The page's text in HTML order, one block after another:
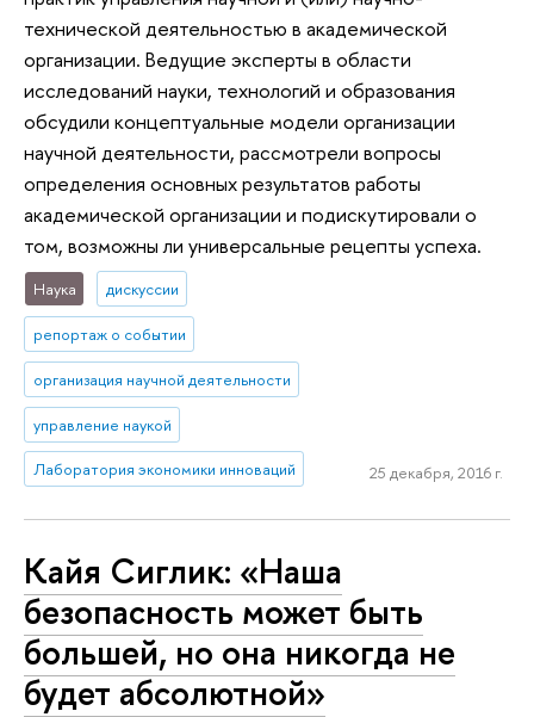
технической деятельностью в академической
организации. Ведущие эксперты в области
исследований науки, технологий и образования
обсудили концептуальные модели организации
научной деятельности, рассмотрели вопросы
определения основных результатов работы
академической организации и подискутировали о
том, возможны ли универсальные рецепты успеха.
Наука дискуссии
репортаж о событии
организация научной деятельности
управление наукой
Лаборатория экономики инноваций 25 декабря, 2016 г.
Кайя Сиглик: «Наша
безопасность может быть
большей, но она никогда не
будет абсолютной»